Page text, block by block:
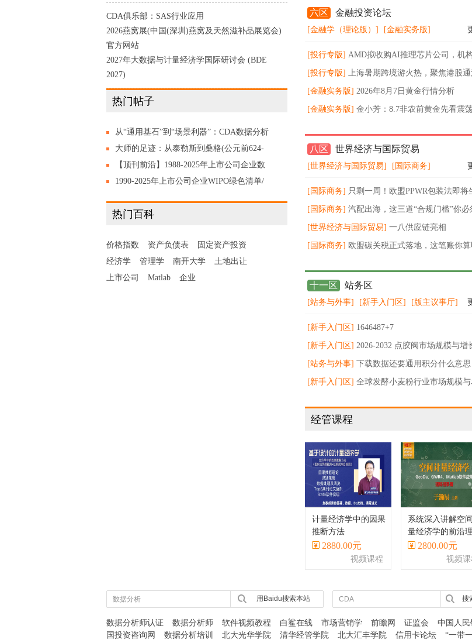
CDA俱乐部：SAS行业应用
2026燕窝展(中国(深圳)燕窝及天然滋补品展览会)
官方网站
2027年大数据与计量经济学国际研讨会 (BDE
2027)
热门帖子
从“通用基石”到“场景利器”：CDA数据分析
师视角下的通用指标与场景指标
大师的足迹：从泰勒斯到桑格(公元前624-
公元2013年) 陈志谦 陈乐濛 编著，2020
【顶刊前沿】1988-2025年上市公司企业数
绿转型协同度数据集,含数字化+绿色化原始
1990-2025年上市公司企业WIPO绿色清单/
+代码！
热门百科
价格指数 资产负债表
固定资产投资
经济学
管理学 南开大学
土地出让
上市公司
Matlab 企业
是什么怎么解决
六区 金融投资论坛
[金融学（理论版）] [金融实务版]
[投行专版] AMD拟收购AI推理芯片公司，机
计28年全球半导体设备市场规模超2900亿美元
[投行专版] 上海暑期跨境游火热，聚焦港股通
费ETF华夏（513230）低位布局窗口
[金融实务版] 2026年8月7日黄金行情分析
[金融实务版] 金小芳：8.7非农前黄金先看震荡
八区 世界经济与国际贸易
[世界经济与国际贸易] [国际商务]
[国际商务] 只剩一周！欧盟PPWR包装法即将
效
[国际商务] 汽配出海，这三道“合规门槛”你必
跨过 ！
[世界经济与国际贸易] 一八供应链亮相
KACE2026，以数智化物流赋能品牌出
[国际商务] 欧盟碳关税正式落地，这笔账你算
十一区 站务区
[站务与外事] [新手入门区] [版主议事厅]
[新手入门区] 1646487+7
[新手入门区] 2026‑2032 点胶阀市场规模与增
预测分析
[站务与外事] 下载数据还要通用积分什么意思
[新手入门区] 全球发酵小麦粉行业市场规模
经管课程
计量经济学中的因果
推断方法
2880.00元
视频课程
系统深入讲解空
量经济学的前沿
与方法、主流软件
应用案例等
2800.00元
视频课
用Baidu搜索本站 搜
数据分析师认证 数据分析师 软件视频教程 白鲨在线 市场营销学 前瞻网 证监会 中国人民
国投资咨询网
数据分析培训 北大光华学院 清华经管学院 北大汇丰学院 信用卡论坛 “一带